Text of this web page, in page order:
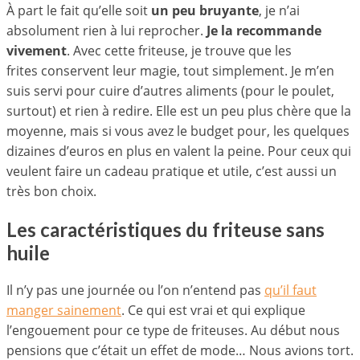
À part le fait qu’elle soit un peu bruyante, je n’ai
absolument rien à lui reprocher. Je la recommande
vivement. Avec cette friteuse, je trouve que les
frites conservent leur magie, tout simplement. Je m’en
suis servi pour cuire d’autres aliments (pour le poulet,
surtout) et rien à redire. Elle est un peu plus chère que la
moyenne, mais si vous avez le budget pour, les quelques
dizaines d’euros en plus en valent la peine. Pour ceux qui
veulent faire un cadeau pratique et utile, c’est aussi un
très bon choix.
Les caractéristiques du friteuse sans
huile
Il n’y pas une journée ou l’on n’entend pas qu’il faut
manger sainement. Ce qui est vrai et qui explique
l’engouement pour ce type de friteuses. Au début nous
pensions que c’était un effet de mode… Nous avions tort.